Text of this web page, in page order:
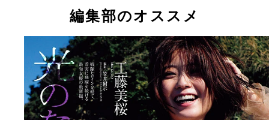
工藤美桜デジタル写真集『光のなかで立っていて
より
編集部のオススメ